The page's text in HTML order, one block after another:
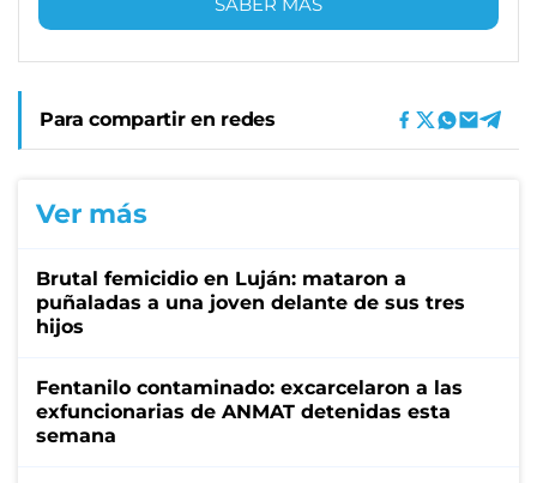
Para compartir en redes
Ver más
Brutal femicidio en Luján: mataron a
puñaladas a una joven delante de sus tres
hijos
Fentanilo contaminado: excarcelaron a las
exfuncionarias de ANMAT detenidas esta
semana